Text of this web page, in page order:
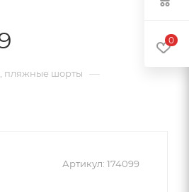
пляжные шорты —
Артикул: 174099
0